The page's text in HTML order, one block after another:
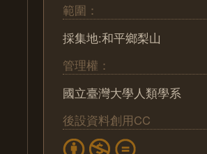
範圍：
採集地:和平鄉梨山
管理權：
國立臺灣大學人類學系
後設資料創用CC